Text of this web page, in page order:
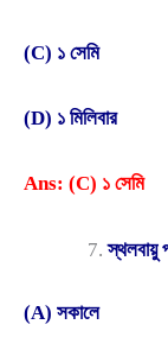
(C) ১ সেমি
(D) ১ মিলিবার
Ans: (C) ১ সেমি
স্থলবায়ু
(A) সকালে